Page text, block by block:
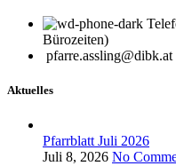
Bürozeiten)
pfarre.assling@dibk.at
Aktuelles
Pfarrblatt Juli 2026
Juli 8, 2026 No